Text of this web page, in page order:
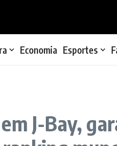
Economia Esportes
J-Bay,